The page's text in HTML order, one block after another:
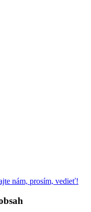
nám, prosím, vedieť!